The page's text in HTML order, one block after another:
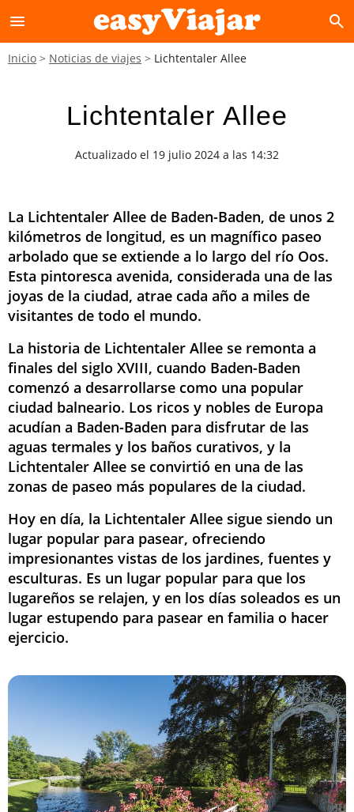
menu search
Inicio Noticias de viajes Lichtentaler Allee
Lichtentaler Allee
Actualizado el 19 julio 2024 a las 14:32
La Lichtentaler Allee de Baden-Baden, de unos 2
kilómetros de longitud, es un magnífico paseo
arbolado que se extiende a lo largo del río Oos.
Esta pintoresca avenida, considerada una de las
joyas de la ciudad, atrae cada año a miles de
visitantes de todo el mundo.
La historia de Lichtentaler Allee se remonta a
finales del siglo XVIII, cuando Baden-Baden
comenzó a desarrollarse como una popular
ciudad balneario. Los ricos y nobles de Europa
acudían a Baden-Baden para disfrutar de las
aguas termales y los baños curativos, y la
Lichtentaler Allee se convirtió en una de las
zonas de paseo más populares de la ciudad.
Hoy en día, la Lichtentaler Allee sigue siendo un
lugar popular para pasear, ofreciendo
impresionantes vistas de los jardines, fuentes y
esculturas. Es un lugar popular para que los
lugareños se relajen, y en los días soleados es un
lugar estupendo para pasear en familia o hacer
ejercicio.